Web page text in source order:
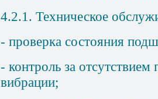
4.2.1. Техническое
- проверка состояния
- контроль за
вибрации;